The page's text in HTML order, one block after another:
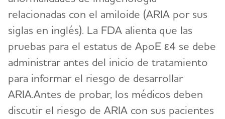
relacionadas con el amiloide (ARIA por sus
siglas en inglés). La FDA alienta que las
pruebas para el estatus de ApoE ε4 se debe
administrar antes del inicio de tratamiento
para informar el riesgo de desarrollar
ARIA.Antes de probar, los médicos deben
discutir el riesgo de ARIA con sus pacientes